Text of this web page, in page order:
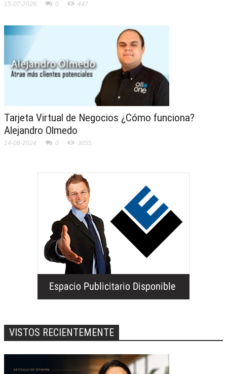
15-07-2026 0 447
Tarjeta Virtual de Negocios ¿Cómo funciona?
Alejandro Olmedo
14-08-2024 0 3055
VISTOS RECIENTEMENTE